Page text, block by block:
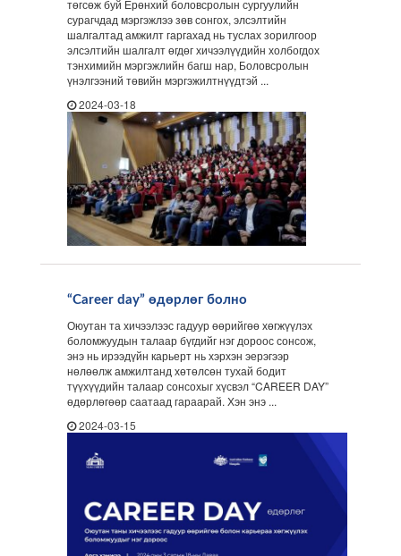
төгсөж буй Ерөнхий боловсролын сургуулийн
сурагчдад мэргэжлээ зөв сонгох, элсэлтийн
шалгалтад амжилт гаргахад нь туслах зорилгоор
элсэлтийн шалгалт өгдөг хичээлүүдийн холбогдох
тэнхимийн мэргэжлийн багш нар, Боловсролын
үнэлгээний төвийн мэргэжилтнүүдтэй ...
2024-03-18
“Career day” өдөрлөг болно
Оюутан та хичээлээс гадуур өөрийгөө хөгжүүлэх
боломжуудын талаар бүгдийг нэг дороос сонсож,
энэ нь ирээдүйн карьерт нь хэрхэн эерэгээр
нөлөөлж амжилтанд хөтөлсөн тухай бодит
түүхүүдийн талаар сонсохыг хүсвэл “CAREER DAY”
өдөрлөгөөр саатаад гараарай. Хэн энэ ...
2024-03-15